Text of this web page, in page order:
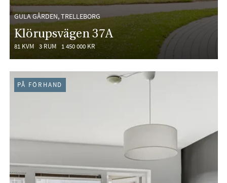
GULA GÅRDEN, TRELLEBORG
Klörupsvägen 37A
81 KVM 3 RUM 1 450 000 KR
PÅ FÖRHAND